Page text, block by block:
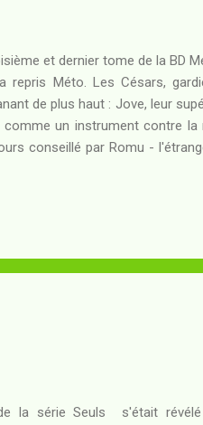
et dernier tome de la BD
Méto. Les Césars,
de plus haut : Jove, leur
un instrument contre
conseillé par Romu -
Jove et ses propres maîtres
: voici quelles sont
la série Seuls s'était